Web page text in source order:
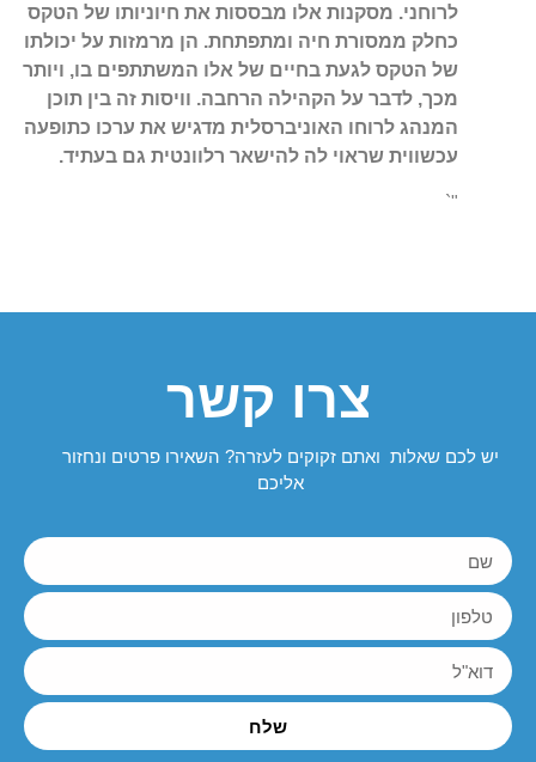
לרוחני. מסקנות אלו מבססות את חיוניותו של הטקס
כחלק ממסורת חיה ומתפתחת. הן מרמזות על יכולתו
של הטקס לגעת בחיים של אלו המשתתפים בו, ויותר
מכך, לדבר על הקהילה הרחבה. וויסות זה בין תוכן
המנהג לרוחו האוניברסלית מדגיש את ערכו כתופעה
עכשווית שראוי לה להישאר רלוונטית גם בעתיד.
"`
צרו קשר
יש לכם שאלות ואתם זקוקים לעזרה? השאירו פרטים ונחזור
אליכם
שלח